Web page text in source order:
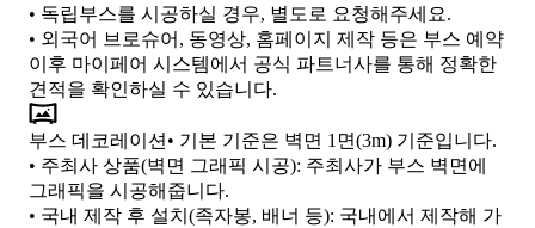
• 독립부스를 시공하실 경우, 별도로 요청해주세요.
• 외국어 브로슈어, 동영상, 홈페이지 제작 등은 부스 예약
이후 마이페어 시스템에서 공식 파트너사를 통해 정확한
견적을 확인하실 수 있습니다.
부스 데코레이션• 기본 기준은 벽면 1면(3m) 기준입니다.
• 주최사 상품(벽면 그래픽 시공): 주최사가 부스 벽면에
그래픽을 시공해줍니다.
• 국내 제작 후 설치(족자봉, 배너 등): 국내에서 제작해 가